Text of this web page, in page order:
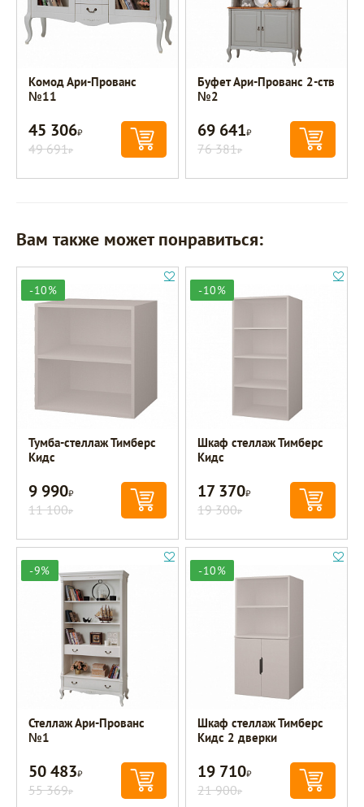
Комод Ари-Прованс
№11
45 306Р
49 691Р
Буфет Ари-Прованс 2-ств
№2
69 641Р
76 381Р
Вам также может понравиться:
-10%
Тумба-стеллаж Тимберс
Кидс
9 990Р
11 100Р
-10%
Шкаф стеллаж Тимберс
Кидс
17 370Р
19 300Р
-9%
Стеллаж Ари-Прованс
№1
50 483Р
55 369Р
-10%
Шкаф стеллаж Тимберс
Кидс 2 дверки
19 710Р
21 900Р